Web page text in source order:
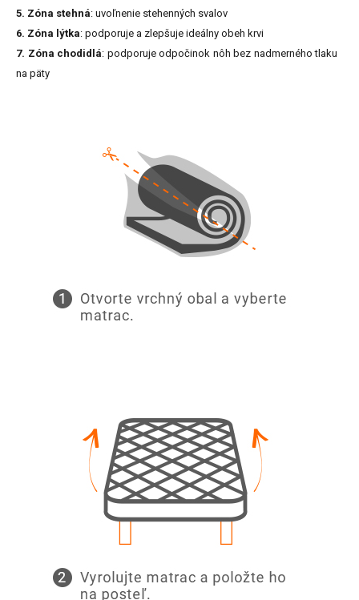
5. Zóna stehná: uvoľnenie stehenných svalov
6. Zóna lýtka: podporuje a zlepšuje ideálny obeh krvi
7. Zóna chodidlá: podporuje odpočinok nôh bez nadmerného tlaku
na päty